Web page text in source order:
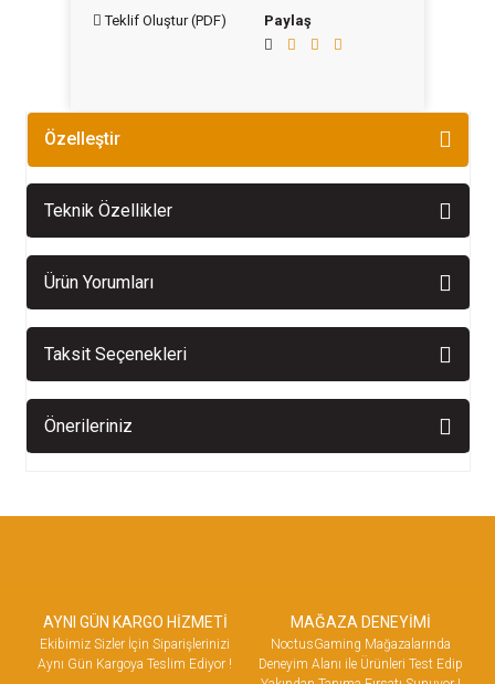
Teklif Oluştur (PDF) Paylaş
Özelleştir
Teknik Özellikler
Ürün Yorumları
Taksit Seçenekleri
Önerileriniz
AYNI GÜN KARGO HİZMETİ
Ekibimiz Sizler İçin Siparişlerinizi
Aynı Gün Kargoya Teslim Ediyor !
MAĞAZA DENEYİMİ
NoctusGaming Mağazalarında
Deneyim Alanı ile Ürünleri Test Edip